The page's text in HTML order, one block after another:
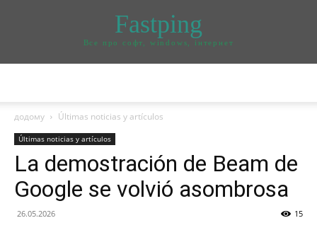
Fastping
Все про софт, windows, інтернет
додому Últimas noticias y artículos
Últimas noticias y artículos
La demostración de Beam de
Google se volvió asombrosa
26.05.2026 15